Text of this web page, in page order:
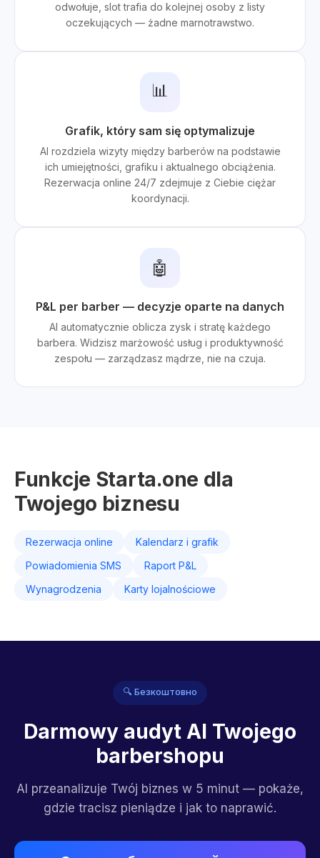
odwołuje, slot trafia do kolejnej osoby z listy
oczekujących — żadne marnotrawstwo.
📊
Grafik, który sam się optymalizuje
AI rozdziela wizyty między barberów na podstawie
ich umiejętności, grafiku i aktualnego obciążenia.
Rezerwacja online 24/7 zdejmuje z Ciebie ciężar
koordynacji.
🤖
P&L per barber — decyzje oparte na danych
AI automatycznie oblicza zysk i stratę każdego
barbera. Widzisz marżowość usług i produktywność
zespołu — zarządzasz mądrze, nie na czuja.
Funkcje Starta.one dla
Twojego biznesu
Rezerwacja online
Kalendarz i grafik
Powiadomienia SMS
Raport P&L
Wynagrodzenia
Karty lojalnościowe
🔍 Безкоштовно
Darmowy audyt AI Twojego
barbershopu
AI przeanalizuje Twój biznes w 5 minut — pokaże,
gdzie tracisz pieniądze i jak to naprawić.